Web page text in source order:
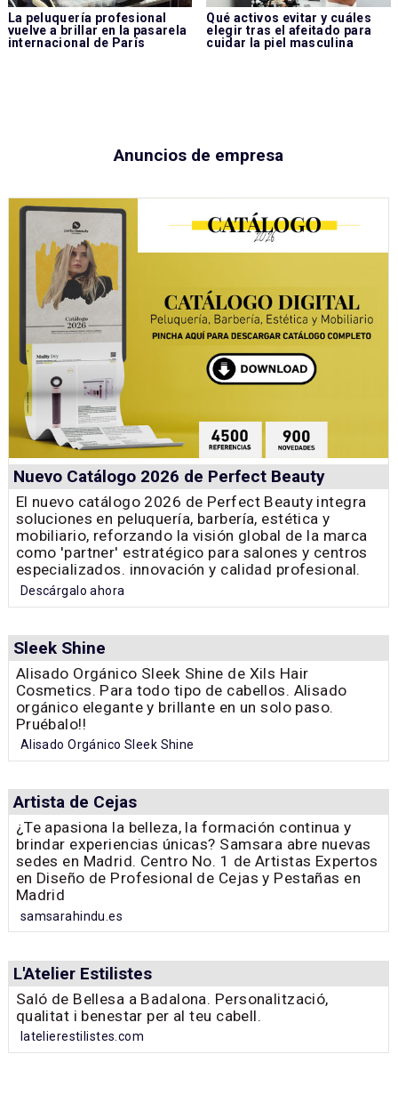
La peluquería profesional
vuelve a brillar en la pasarela
internacional de París
Qué activos evitar y cuáles
elegir tras el afeitado para
cuidar la piel masculina
Anuncios de empresa
Nuevo Catálogo 2026 de Perfect Beauty
El nuevo catálogo 2026 de Perfect Beauty integra
soluciones en peluquería, barbería, estética y
mobiliario, reforzando la visión global de la marca
como 'partner' estratégico para salones y centros
especializados. innovación y calidad profesional.
Descárgalo ahora
Sleek Shine
Alisado Orgánico Sleek Shine de Xils Hair
Cosmetics. Para todo tipo de cabellos. Alisado
orgánico elegante y brillante en un solo paso.
Pruébalo!!
Alisado Orgánico Sleek Shine
Artista de Cejas
¿Te apasiona la belleza, la formación continua y
brindar experiencias únicas? Samsara abre nuevas
sedes en Madrid. Centro No. 1 de Artistas Expertos
en Diseño de Profesional de Cejas y Pestañas en
Madrid
samsarahindu.es
L'Atelier Estilistes
Saló de Bellesa a Badalona. Personalització,
qualitat i benestar per al teu cabell.
latelierestilistes.com